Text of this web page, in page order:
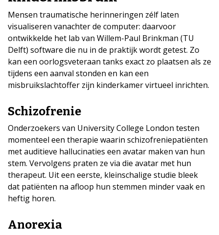
Mensen traumatische herinneringen zélf laten
visualiseren vanachter de computer: daarvoor
ontwikkelde het lab van Willem-Paul Brinkman (TU
Delft) software die nu in de praktijk wordt getest. Zo
kan een oorlogsveteraan tanks exact zo plaatsen als ze
tijdens een aanval stonden en kan een
misbruikslachtoffer zijn kinderkamer virtueel inrichten.
Schizofrenie
Onderzoekers van University College London testen
momenteel een therapie waarin schizofreniepatiënten
met auditieve hallucinaties een avatar maken van hun
stem. Vervolgens praten ze via die avatar met hun
therapeut. Uit een eerste, kleinschalige studie bleek
dat patiënten na afloop hun stemmen minder vaak en
heftig horen.
Anorexia